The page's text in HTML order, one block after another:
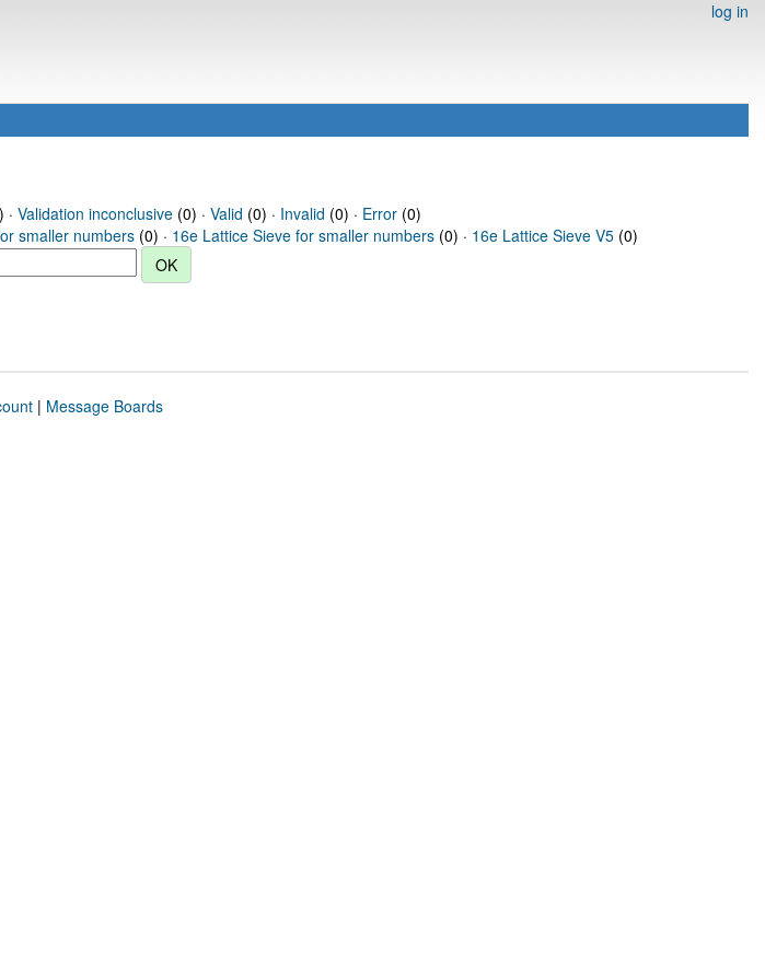
log in
· Validation inconclusive(0) · Valid (0) · Invalid (0) · Error(0)
smaller numbers (0) · 16e Lattice Sieve for smaller numbers (0) · 16e Lattice Sieve V5 (0)
| Message Boards